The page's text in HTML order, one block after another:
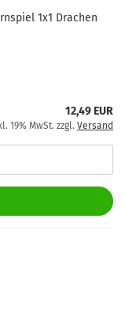
1x1 Drachen
12,49 EUR
19% MwSt. zzgl. Versand